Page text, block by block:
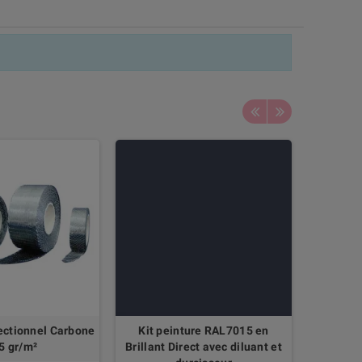
Carbone
gr/m²
Kit peinture RAL7015 en
Brillant Direct avec diluant et